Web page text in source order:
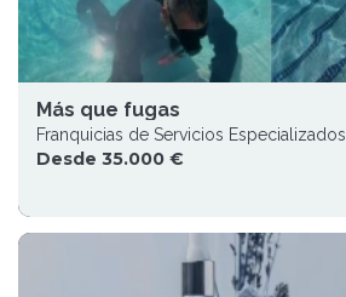
Más que fugas
Franquicias de Servicios Especializados
Desde 35.000 €